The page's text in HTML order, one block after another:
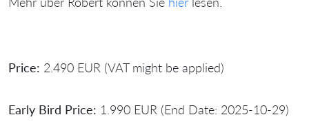
Price: 2.490 EUR (VAT might be applied)
Early Bird Price: 1.990 EUR (End Date: 2025-10-29)